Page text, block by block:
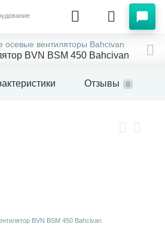
вентиляторы Bahcivan
BVN BSM 450 Bahcivan
Отзывы 0